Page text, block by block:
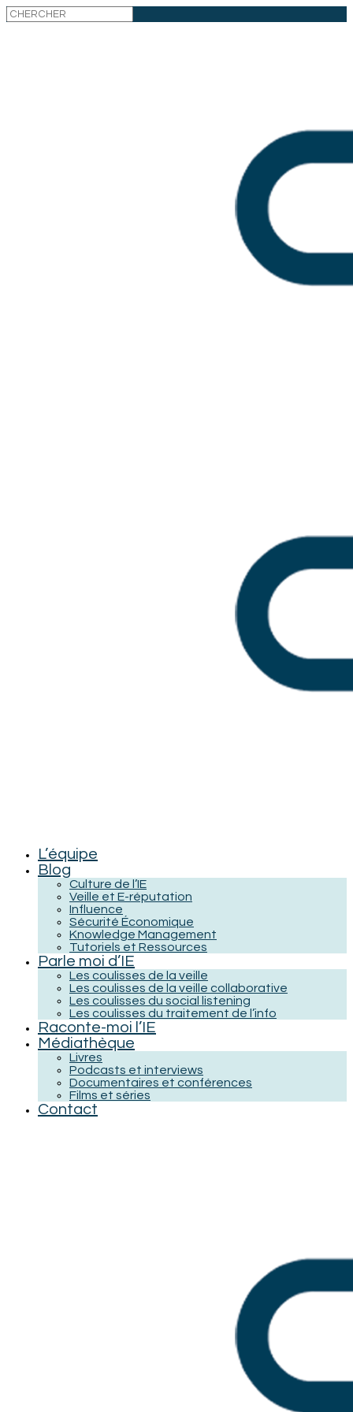
L’équipe
Blog
Culture de l’IE
Veille et E-réputation
Influence
Sécurité Économique
Knowledge Management
Tutoriels et Ressources
Parle moi d’IE
Les coulisses de la veille
Les coulisses de la veille collaborative
Les coulisses du social listening
Les coulisses du traitement de l’info
Raconte-moi l’IE
Médiathèque
Livres
Podcasts et interviews
Documentaires et conférences
Films et séries
Contact